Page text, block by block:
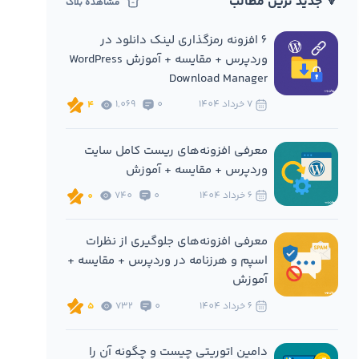
6 افزونه‌ رمزگذاری لینک دانلود در
وردپرس + مقایسه + آموزش WordPress
Download Manager
0
1,069
4
معرفی افزونه‌های ریست کامل سایت
وردپرس + مقایسه + آموزش
0
740
0
معرفی افزونه‌های جلوگیری از نظرات
اسپم و هرزنامه در وردپرس + مقایسه +
آموزش
0
732
5
دامین اتوریتی چیست و چگونه آن را